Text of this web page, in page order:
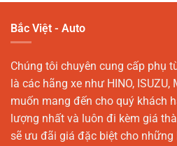
Bắc Việt - Auto
Chúng tôi chuyên cung cấp phụ
là các hãng xe như HINO,
muốn mang đến cho quý khách
lượng nhất và luôn đi kèm giá
sẽ ưu đãi giá đặc biệt cho